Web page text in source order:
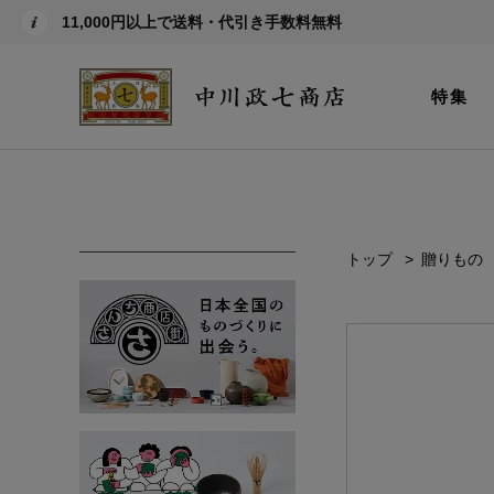
11,000円以上で送料・代引き手数料無料
特集
トップ 贈りもの